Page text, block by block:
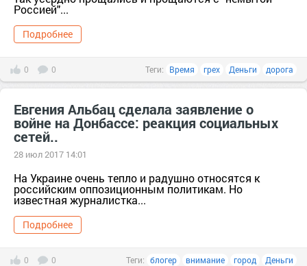
Россией"...
Подробнее
0 0 Теги: Время грех Деньги дорога
Евгения Альбац сделала заявление о
войне на Донбассе: реакция социальных
сетей..
28 июл 2017 14:01
На Украине очень тепло и радушно относятся к
российским оппозиционным политикам. Но
известная журналистка...
Подробнее
0 0 Теги: блогер внимание город Деньги